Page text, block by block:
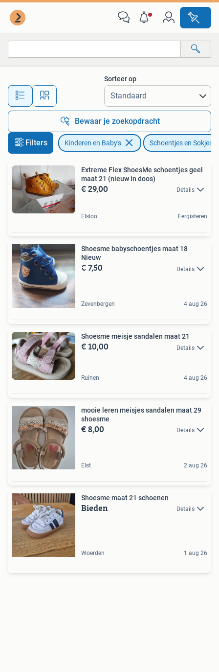
Alle afstanden…
Sorteer op
Bewaar je zoekopdracht
Filters Kinderen en Baby's Schoentjes en Sokjes
Extreme Flex ShoesMe schoentjes geel
maat 21 (nieuw in doos)
€ 29,00 Details
Elsloo Eergisteren
Shoesme babyschoentjes maat 18
Nieuw
€ 7,50 Details
Zevenbergen 4 aug 26
Shoesme meisje sandalen maat 21
€ 10,00 Details
Ruinen 4 aug 26
mooie leren meisjes sandalen maat 29
shoesme
€ 8,00 Details
Elst 2 aug 26
Shoesme maat 21 schoenen
Bieden Details
Woerden 1 aug 26